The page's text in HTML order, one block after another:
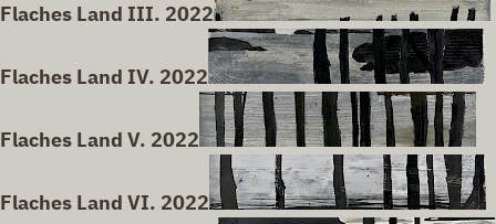
Flaches Land III. 2022
Flaches Land IV. 2022
Flaches Land V. 2022
Flaches Land VI. 2022